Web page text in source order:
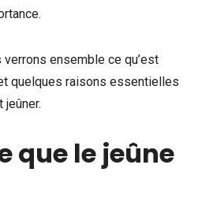
ensemble ce qu’est
quelques raisons essentielles
que le jeûne